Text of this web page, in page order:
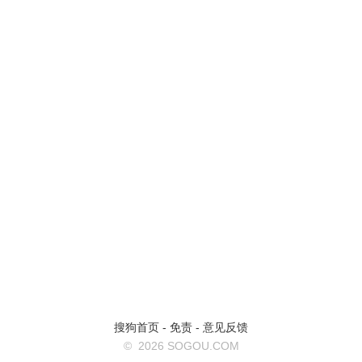
搜狗首页 - 免责 - 意见反馈
© 2026 SOGOU.COM